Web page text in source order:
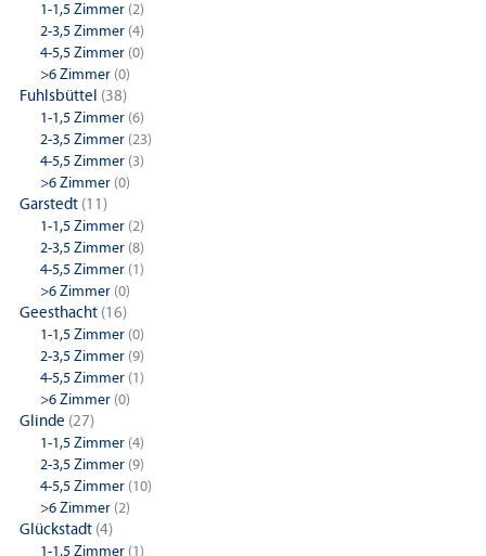
1-1,5 Zimmer (2)
2-3,5 Zimmer (4)
4-5,5 Zimmer (0)
>6 Zimmer (0)
Fuhlsbüttel (38)
1-1,5 Zimmer (6)
2-3,5 Zimmer (23)
4-5,5 Zimmer (3)
>6 Zimmer (0)
Garstedt (11)
1-1,5 Zimmer (2)
2-3,5 Zimmer (8)
4-5,5 Zimmer (1)
>6 Zimmer (0)
Geesthacht (16)
1-1,5 Zimmer (0)
2-3,5 Zimmer (9)
4-5,5 Zimmer (1)
>6 Zimmer (0)
Glinde (27)
1-1,5 Zimmer (4)
2-3,5 Zimmer (9)
4-5,5 Zimmer (10)
>6 Zimmer (2)
Glückstadt (4)
1-1,5 Zimmer (1)